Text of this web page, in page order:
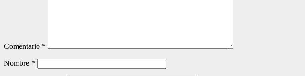
Comentario *
Nombre *